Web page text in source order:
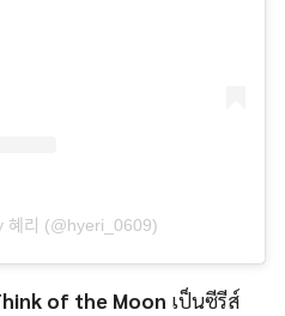
(@hyeri_0609)
of the Moon เป็นซีรีส์